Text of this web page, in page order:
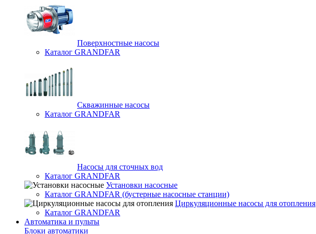
Поверхностные насосы
Каталог GRANDFAR
Скважинные насосы
Каталог GRANDFAR
Насосы для сточных вод
Каталог GRANDFAR
Установки насосные
Каталог GRANDFAR (бустерные насосные станции)
Циркуляционные насосы для отопления
Каталог GRANDFAR
Автоматика и пульты
Блоки автоматики